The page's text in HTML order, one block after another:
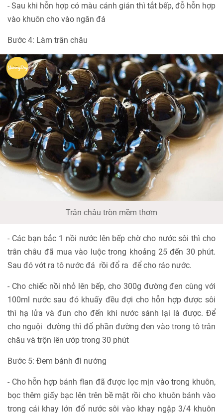
- Sau khi hỗn hợp có màu cánh gián thì tắt bếp, đỗ hỗn hợp
vào khuôn cho vào ngăn đá
Bước 4: Làm trân châu
Trân châu tròn mềm thơm
- Các bạn bắc 1 nồi nước lên bếp chờ cho nước sôi thì cho
trân châu đã mua vào luộc trong khoảng 25 đến 30 phút.
Sau đó vớt ra tô nước đá rồi đổ ra để cho ráo nước.
- Cho chiếc nồi nhỏ lên bếp, cho 300g đường đen cùng với
100ml nước sau đó khuấy đều đợi cho hỗn hợp được sôi
thì hạ lửa và đun cho đến khi nước sánh lại là được. Để
cho nguội đường thì đổ phần đường đen vào trong tô trân
châu và trộn lên ướp trong 30 phút
Bước 5: Đem bánh đi nướng
- Cho hỗn hợp bánh flan đã được lọc mịn vào trong khuôn,
bọc thêm giấy bạc lên trên bề mặt rồi cho khuôn bánh vào
trong cái khay lớn đổ nước sôi vào khay ngập 3/4 khuôn